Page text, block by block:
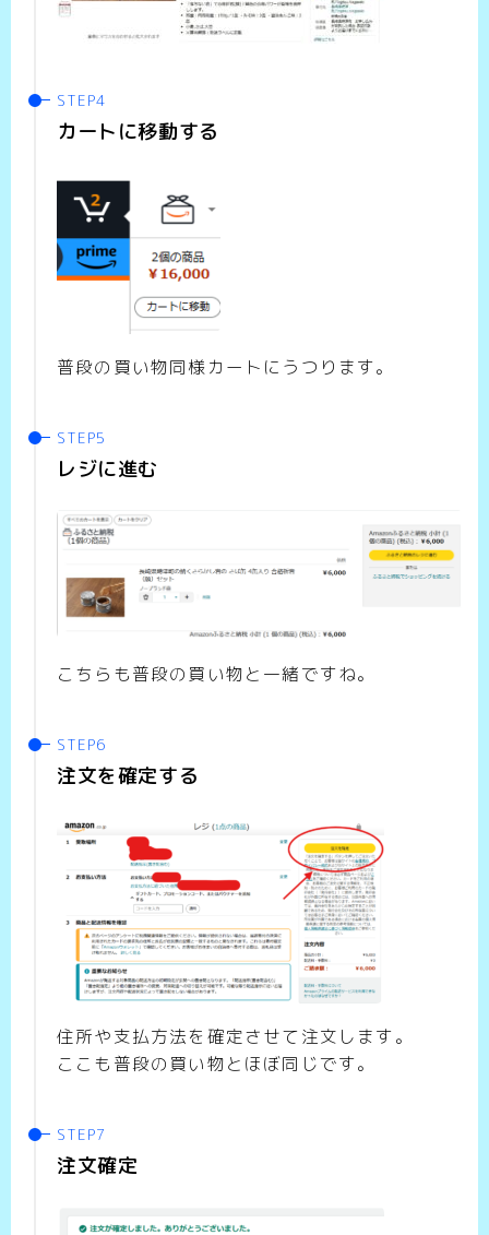
カートに移動する
普段の買い物同様カートにうつります。
レジに進む
こちらも普段の買い物と一緒ですね。
注文を確定する
住所や支払方法を確定させて注文します。
ここも普段の買い物とほぼ同じです。
注文確定